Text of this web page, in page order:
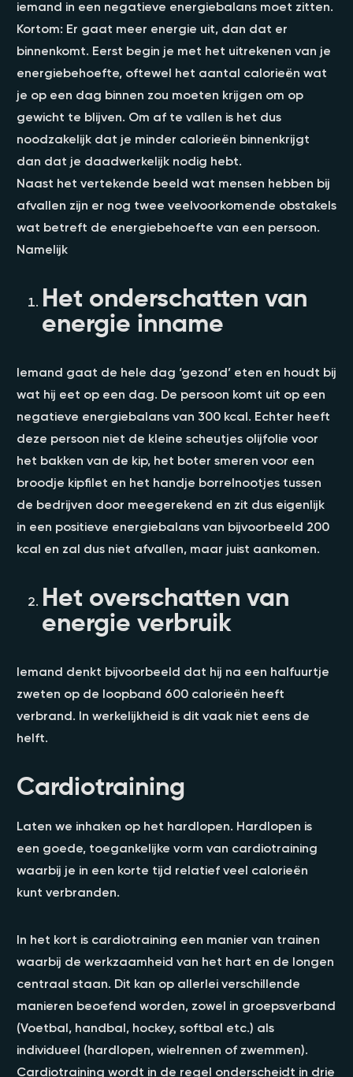
iemand in een negatieve energiebalans moet zitten.
Kortom: Er gaat meer energie uit, dan dat er
binnenkomt. Eerst begin je met het uitrekenen van je
energiebehoefte, oftewel het aantal calorieën wat
je op een dag binnen zou moeten krijgen om op
gewicht te blijven. Om af te vallen is het dus
noodzakelijk dat je minder calorieën binnenkrijgt
dan dat je daadwerkelijk nodig hebt.
Naast het vertekende beeld wat mensen hebben bij
afvallen zijn er nog twee veelvoorkomende obstakels
wat betreft de energiebehoefte van een persoon.
Namelijk
Het onderschatten van
energie inname
Iemand gaat de hele dag ‘gezond’ eten en houdt bij
wat hij eet op een dag. De persoon komt uit op een
negatieve energiebalans van 300 kcal. Echter heeft
deze persoon niet de kleine scheutjes olijfolie voor
het bakken van de kip, het boter smeren voor een
broodje kipfilet en het handje borrelnootjes tussen
de bedrijven door meegerekend en zit dus eigenlijk
in een positieve energiebalans van bijvoorbeeld 200
kcal en zal dus niet afvallen, maar juist aankomen.
Het overschatten van
energie verbruik
Iemand denkt bijvoorbeeld dat hij na een halfuurtje
zweten op de loopband 600 calorieën heeft
verbrand. In werkelijkheid is dit vaak niet eens de
helft.
Cardiotraining
Laten we inhaken op het hardlopen. Hardlopen is
een goede, toegankelijke vorm van cardiotraining
waarbij je in een korte tijd relatief veel calorieën
kunt verbranden.
In het kort is cardiotraining een manier van trainen
waarbij de werkzaamheid van het hart en de longen
centraal staan. Dit kan op allerlei verschillende
manieren beoefend worden, zowel in groepsverband
(Voetbal, handbal, hockey, softbal etc.) als
individueel (hardlopen, wielrennen of zwemmen).
Cardiotraining wordt in de regel onderscheidt in drie